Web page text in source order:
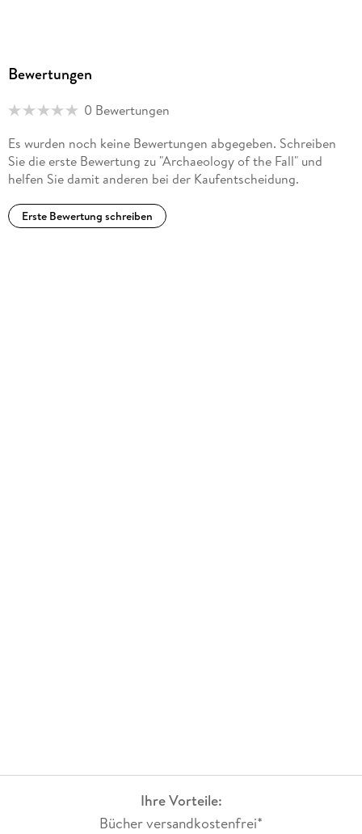
Bewertungen
0 Bewertungen
Es wurden noch keine Bewertungen abgegeben. Schreiben
Sie die erste Bewertung zu "Archaeology of the Fall" und
helfen Sie damit anderen bei der Kaufentscheidung.
Erste Bewertung schreiben
Ihre Vorteile:
Bücher versandkostenfrei*